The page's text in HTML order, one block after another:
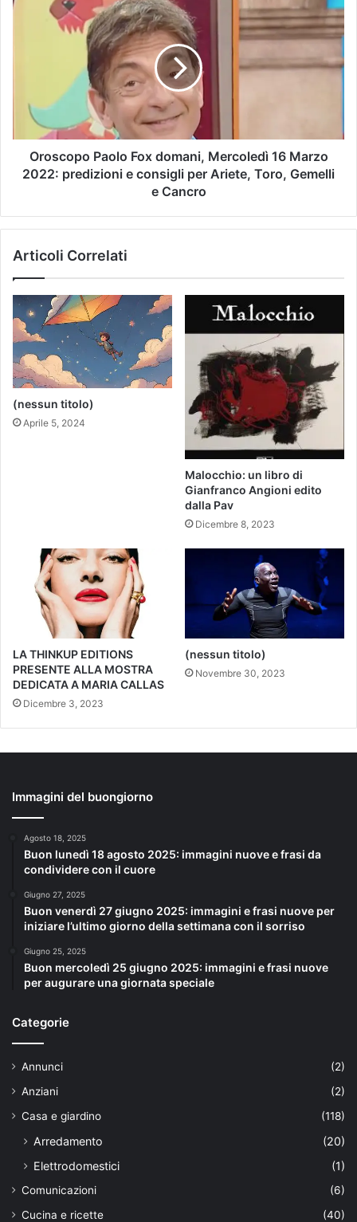
Oroscopo Paolo Fox domani, Mercoledì 16 Marzo
2022: predizioni e consigli per Ariete, Toro, Gemelli
e Cancro
Articoli Correlati
(nessun titolo)
Aprile 5, 2024
Malocchio: un libro di
Gianfranco Angioni edito
dalla Pav
Dicembre 8, 2023
LA THINKUP EDITIONS
PRESENTE ALLA MOSTRA
DEDICATA A MARIA CALLAS
Dicembre 3, 2023
(nessun titolo)
Novembre 30, 2023
Immagini del buongiorno
Agosto 18, 2025
Buon lunedì 18 agosto 2025: immagini nuove e frasi da
condividere con il cuore
Giugno 27, 2025
Buon venerdì 27 giugno 2025: immagini e frasi nuove per
iniziare l’ultimo giorno della settimana con il sorriso
Giugno 25, 2025
Buon mercoledì 25 giugno 2025: immagini e frasi nuove
per augurare una giornata speciale
Categorie
Annunci
(2)
Anziani
(2)
Casa e giardino
(118)
Arredamento
(20)
Elettrodomestici
(1)
Comunicazioni
(6)
Cucina e ricette
(40)